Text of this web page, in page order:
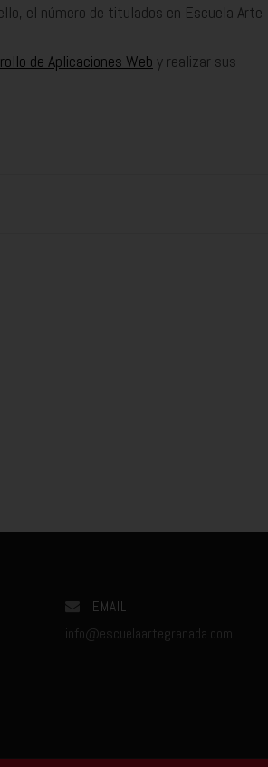
el número de titulados en Escuela Arte
de Aplicaciones Web y realizar sus
EMAIL
info@escuelaartegranada.com